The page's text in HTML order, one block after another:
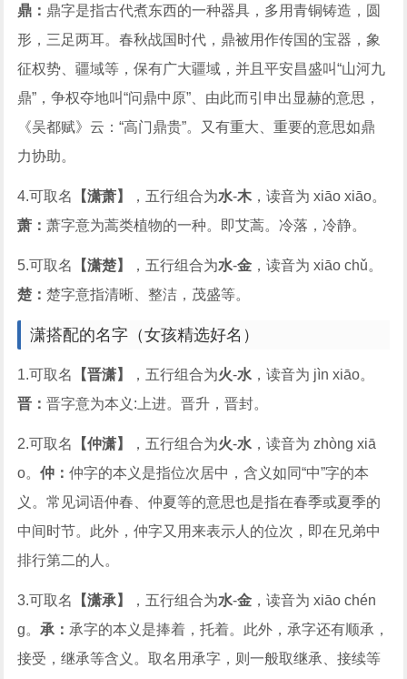
鼎： 鼎字是指古代煮东西的一种器具，多用青铜铸造，圆
形，三足两耳。春秋战国时代，鼎被用作传国的宝器，象
征权势、疆域等，保有广大疆域，并且平安昌盛叫“山河九
鼎”，争权夺地叫“问鼎中原”、由此而引申出显赫的意思，
《吴都赋》云：“高门鼎贵”。又有重大、重要的意思如鼎
力协助。
4.可取名 【潇萧】 ，五行组合为水-木 ，读音为 xiāo xiāo。
萧：萧字意为蒿类植物的一种。即艾蒿。冷落，冷静。
5.可取名 【潇楚】 ，五行组合为水-金 ，读音为 xiāo chǔ。
楚：楚字意指清晰、整洁，茂盛等。
潇搭配的名字（女孩精选好名）
1.可取名 【晋潇】 ，五行组合为火-水 ，读音为 jìn xiāo。
晋：晋字意为本义:上进。晋升，晋封。
2.可取名 【仲潇】 ，五行组合为火-水 ，读音为 zhòng xiā
o。仲：仲字的本义是指位次居中，含义如同“中”字的本
义。常见词语仲春、仲夏等的意思也是指在春季或夏季的
中间时节。此外，仲字又用来表示人的位次，即在兄弟中
排行第二的人。
3.可取名 【潇承】 ，五行组合为水-金 ，读音为 xiāo chén
g。承： 承字的本义是捧着，托着。此外，承字还有顺承，
接受，继承等含义。取名用承字，则一般取继承、接续等